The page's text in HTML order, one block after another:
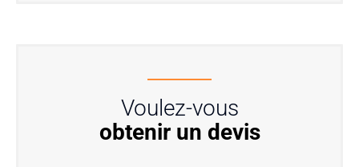
Voulez-vous
obtenir un devis